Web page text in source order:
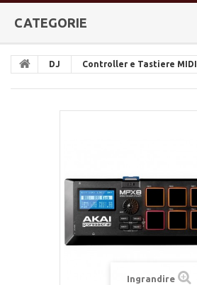
CATEGORIE
DJ Controller e Tastiere MIDI
Ingrandire